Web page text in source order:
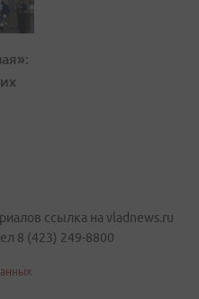
ссылка на vladnews.ru
8 (423) 249-8800